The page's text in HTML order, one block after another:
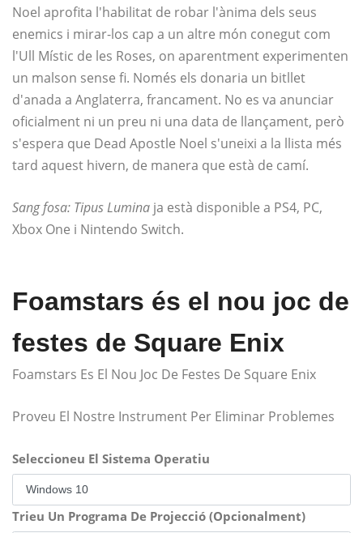
Noel aprofita l'habilitat de robar l'ànima dels seus
enemics i mirar-los cap a un altre món conegut com
l'Ull Místic de les Roses, on aparentment experimenten
un malson sense fi. Només els donaria un bitllet
d'anada a Anglaterra, francament. No es va anunciar
oficialment ni un preu ni una data de llançament, però
s'espera que Dead Apostle Noel s'uneixi a la llista més
tard aquest hivern, de manera que està de camí.
Sang fosa: Tipus Lumina ja està disponible a PS4, PC,
Xbox One i Nintendo Switch.
Foamstars és el nou joc de
festes de Square Enix
Foamstars Es El Nou Joc De Festes De Square Enix
Proveu El Nostre Instrument Per Eliminar Problemes
Seleccioneu El Sistema Operatiu
Trieu Un Programa De Projecció (Opcionalment)